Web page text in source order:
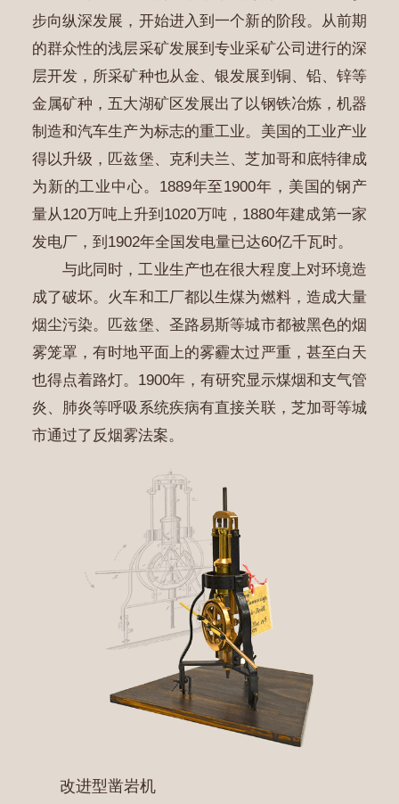
步向纵深发展，开始进入到一个新的阶段。从前期
的群众性的浅层采矿发展到专业采矿公司进行的深
层开发，所采矿种也从金、银发展到铜、铅、锌等
金属矿种，五大湖矿区发展出了以钢铁冶炼，机器
制造和汽车生产为标志的重工业。美国的工业产业
得以升级，匹兹堡、克利夫兰、芝加哥和底特律成
为新的工业中心。1889年至1900年，美国的钢产
量从120万吨上升到1020万吨，1880年建成第一家
发电厂，到1902年全国发电量已达60亿千瓦时。
与此同时，工业生产也在很大程度上对环境造
成了破坏。火车和工厂都以生煤为燃料，造成大量
烟尘污染。匹兹堡、圣路易斯等城市都被黑色的烟
雾笼罩，有时地平面上的雾霾太过严重，甚至白天
也得点着路灯。1900年，有研究显示煤烟和支气管
炎、肺炎等呼吸系统疾病有直接关联，芝加哥等城
市通过了反烟雾法案。
改进型凿岩机